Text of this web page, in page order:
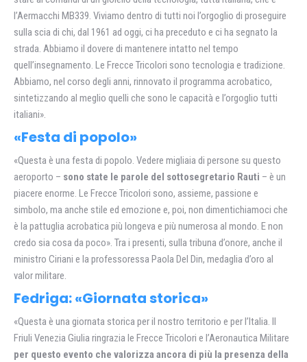
l’Aermacchi MB339. Viviamo dentro di tutti noi l’orgoglio di proseguire
sulla scia di chi, dal 1961 ad oggi, ci ha preceduto e ci ha segnato la
strada. Abbiamo il dovere di mantenere intatto nel tempo
quell’insegnamento. Le Frecce Tricolori sono tecnologia e tradizione.
Abbiamo, nel corso degli anni, rinnovato il programma acrobatico,
sintetizzando al meglio quelli che sono le capacità e l’orgoglio tutti
italiani».
«Festa di popolo»
«Questa è una festa di popolo. Vedere migliaia di persone su questo
aeroporto – sono state le parole del sottosegretario Rauti – è un
piacere enorme. Le Frecce Tricolori sono, assieme, passione e
simbolo, ma anche stile ed emozione e, poi, non dimentichiamoci che
è la pattuglia acrobatica più longeva e più numerosa al mondo. E non
credo sia cosa da poco». Tra i presenti, sulla tribuna d’onore, anche il
ministro Ciriani e la professoressa Paola Del Din, medaglia d’oro al
valor militare.
Fedriga: «Giornata storica»
«Questa è una giornata storica per il nostro territorio e per l’Italia. Il
Friuli Venezia Giulia ringrazia le Frecce Tricolori e l’Aeronautica Militare
per questo evento che valorizza ancora di più la presenza della